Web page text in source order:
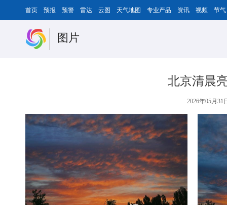
首页 预报 预警 雷达 云图 天气地图 专业产品 资讯 视频 节气
图片
北京清晨
2026年05月31